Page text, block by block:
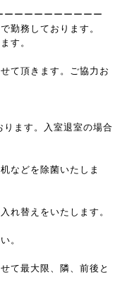
ーーーーーーーーー
勤務しております。
す。
て頂きます。ご協力お
ります。入室退室の場合
などを除菌いたしま
れ替えをいたします。
。
て最大限、隣、前後と